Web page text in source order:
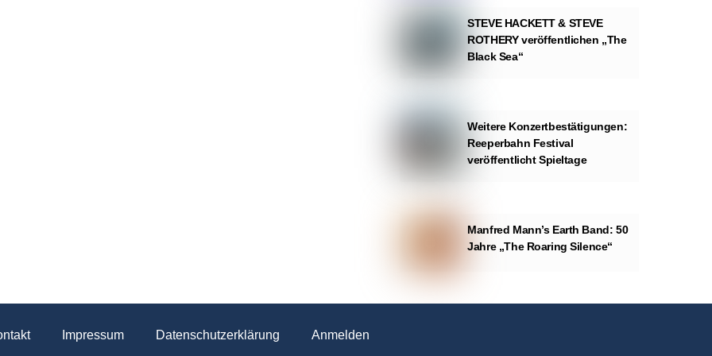
STEVE HACKETT & STEVE
ROTHERY veröffentlichen „The
Black Sea“
Weitere Konzertbestätigungen:
Reeperbahn Festival
veröffentlicht Spieltage
Manfred Mann’s Earth Band: 50
Jahre „The Roaring Silence“
Impressum Datenschutzerklärung Anmelden